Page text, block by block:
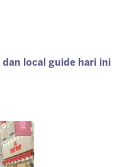
dan local guide hari ini